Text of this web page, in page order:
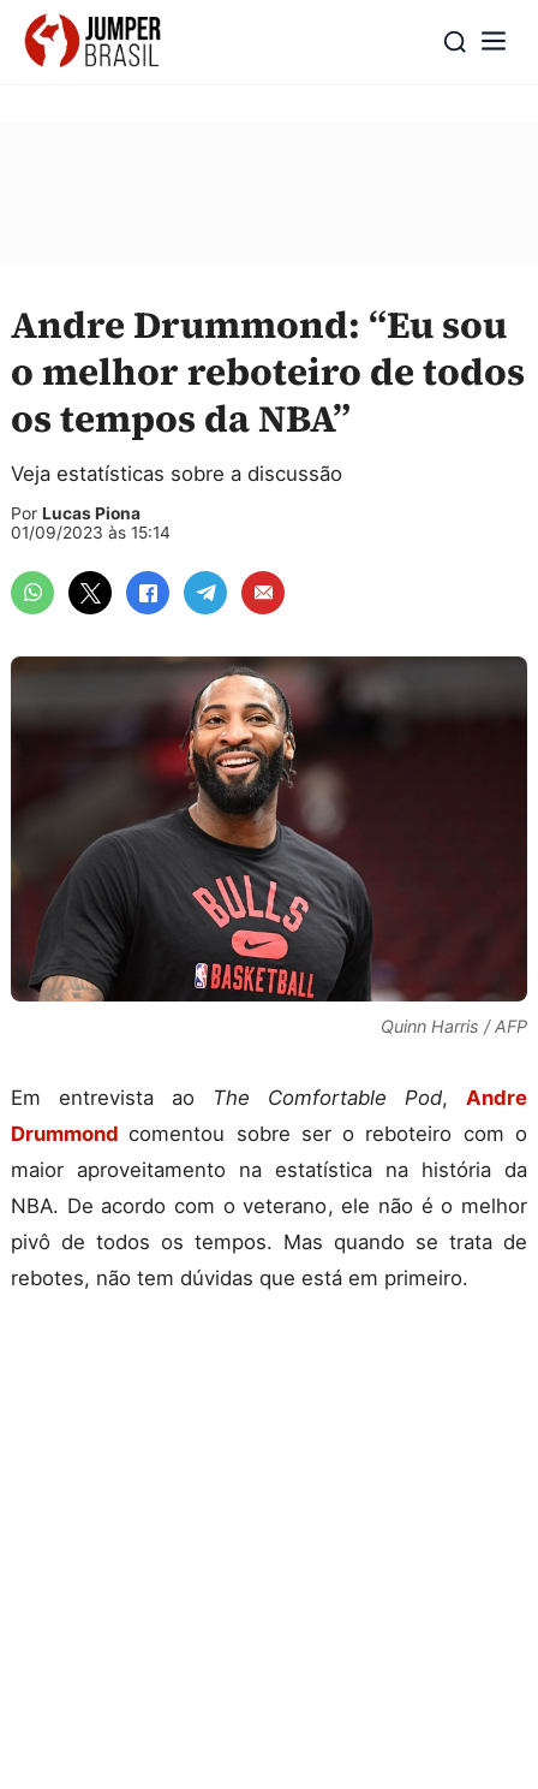
Andre Drummond: “Eu sou
o melhor reboteiro de todos
os tempos da NBA”
Veja estatísticas sobre a discussão
Por Lucas Piona
01/09/2023 às 15:14
Quinn Harris / AFP
Em entrevista ao The Comfortable Pod, Andre
Drummond comentou sobre ser o reboteiro com o
maior aproveitamento na estatística na história da
NBA. De acordo com o veterano, ele não é o melhor
pivô de todos os tempos. Mas quando se trata de
rebotes, não tem dúvidas que está em primeiro.